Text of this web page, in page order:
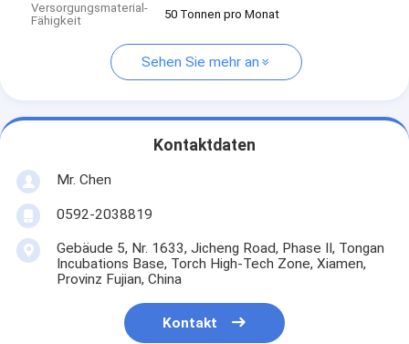
Versorgungsmaterial-
Fähigkeit
50 Tonnen pro Monat
Sehen Sie mehr an
Kontaktdaten
Mr. Chen
0592-2038819
Gebäude 5, Nr. 1633, Jicheng Road, Phase II, Tongan
Incubations Base, Torch High-Tech Zone, Xiamen,
Provinz Fujian, China
Kontakt